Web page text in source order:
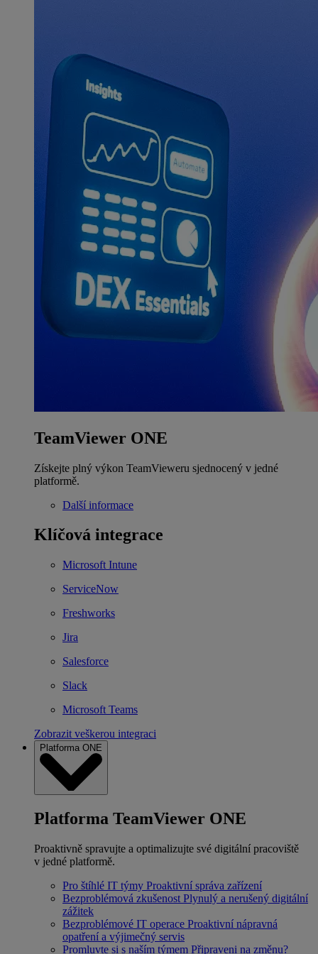
TeamViewer ONE
Získejte plný výkon TeamVieweru sjednocený v jedné
platformě.
Další informace
Klíčová integrace
Microsoft Intune
ServiceNow
Freshworks
Jira
Salesforce
Slack
Microsoft Teams
Zobrazit veškerou integraci
Platforma ONE
Platforma TeamViewer ONE
Proaktivně spravujte a optimalizujte své digitální pracoviště
v jedné platformě.
Pro štíhlé IT týmy Proaktivní správa zařízení
Bezproblémová zkušenost Plynulý a nerušený digitální
zážitek
Bezproblémové IT operace Proaktivní nápravná
opatření a výjimečný servis
Promluvte si s naším týmem Připraveni na změnu?